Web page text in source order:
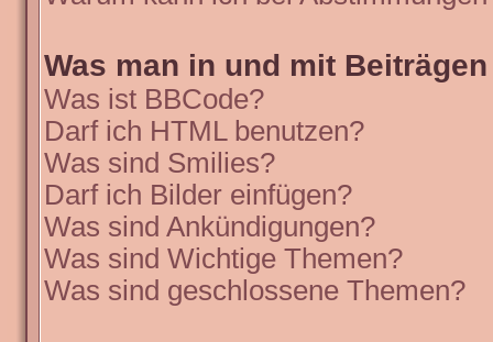
Was man in und mit
Was ist BBCode?
Darf ich HTML benutzen?
Was sind Smilies?
Darf ich Bilder einfügen?
Was sind Ankündigungen?
Was sind Wichtige Themen?
Was sind geschlossene Themen?